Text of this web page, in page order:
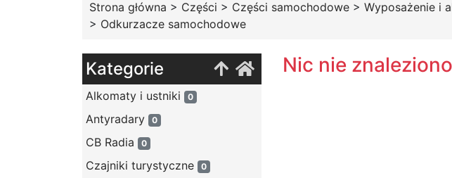
Strona główna > Części > Części samochodowe > Wyposażenie i
> Odkurzacze samochodowe
Kategorie
Alkomaty i ustniki 0
Antyradary 0
CB Radia 0
Czajniki turystyczne 0
Nic nie znaleziono